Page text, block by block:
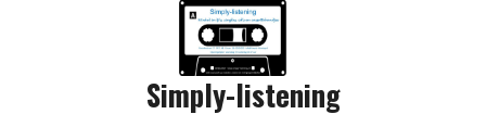
Simply-listening